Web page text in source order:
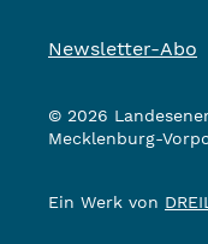
Newsletter-Abo
© 2026
Mecklenburg-
Ein Werk von